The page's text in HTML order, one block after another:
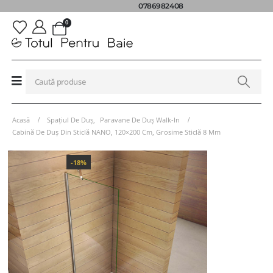
0786982408
0
Acasă Spațiul De Duș
Paravane De Duș Walk-In
Cabină De Duș Din Sticlă NANO, 120×200 Cm, Grosime Sticlă 8 Mm
-18%